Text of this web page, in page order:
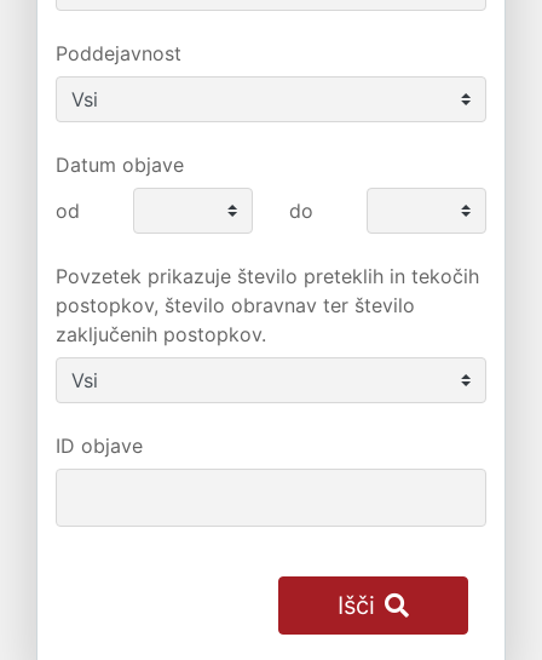
Poddejavnost
Datum objave
od
do
Povzetek prikazuje število preteklih in tekočih
postopkov, število obravnav ter število
zaključenih postopkov.
ID objave
Išči